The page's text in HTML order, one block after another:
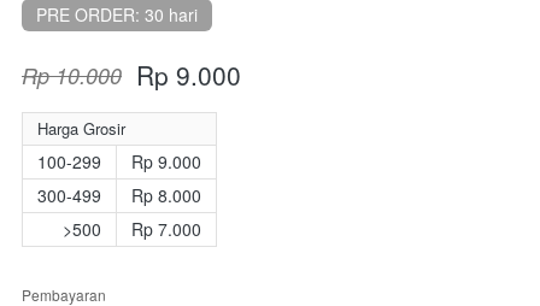
PRE ORDER: 30 hari
Rp 10.000 Rp 9.000
Harga Grosir
100-299
300-499
>500
Rp 9.000
Rp 8.000
Rp 7.000
Pembayaran